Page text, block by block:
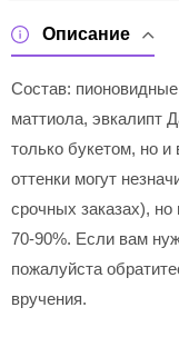
Описание
Состав:
маттиола, эвкалипт
только букетом, но и
оттенки могут
срочных заказах),
70-90%. Если вам
пожалуйста
вручения.